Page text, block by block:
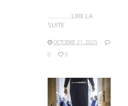
…………….LIRE LA
SUITE
OCTOBRE 21, 2025
0
0